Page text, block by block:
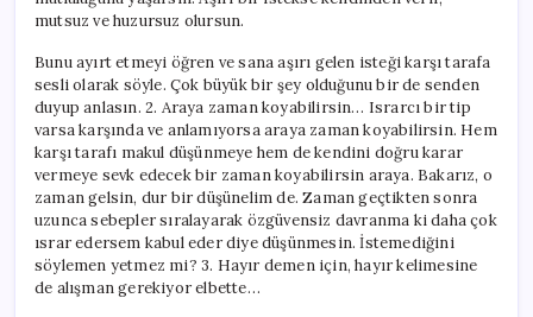
mutsuz ve huzursuz olursun.
Bunu ayırt etmeyi öğren ve sana aşırı gelen isteği karşı tarafa
sesli olarak söyle. Çok büyük bir şey olduğunu bir de senden
duyup anlasın. 2. Araya zaman koyabilirsin… Israrcı bir tip
varsa karşında ve anlamıyorsa araya zaman koyabilirsin. Hem
karşı tarafı makul düşünmeye hem de kendini doğru karar
vermeye sevk edecek bir zaman koyabilirsin araya. Bakarız, o
zaman gelsin, dur bir düşünelim de. Zaman geçtikten sonra
uzunca sebepler sıralayarak özgüvensiz davranma ki daha çok
ısrar edersem kabul eder diye düşünmesin. İstemediğini
söylemen yetmez mi? 3. Hayır demen için, hayır kelimesine
de alışman gerekiyor elbette…